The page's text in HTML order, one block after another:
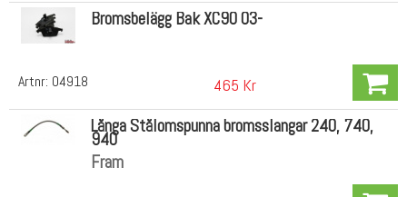
Artnr: 04918
Bromsbelägg Bak XC90 03-
465 Kr
Långa Stålomspunna bromsslangar 240, 740,
940
Fram